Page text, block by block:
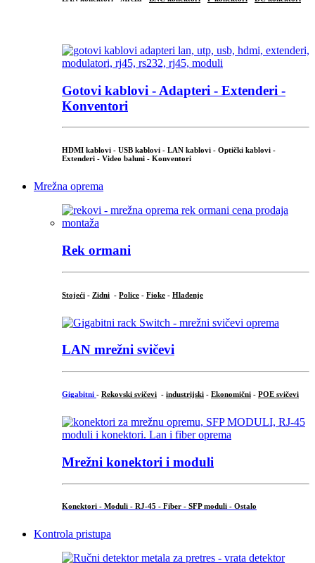
Gotovi kablovi - Adapteri - Extenderi -
Konventori
HDMI kablovi - USB kablovi - LAN kablovi - Optički kablovi -
Extenderi - Video baluni - Konventori
Mrežna oprema
Rek ormani
Stojeći - Zidni - Police - Fioke - Hlađenje
LAN mrežni svičevi
Gigabitni - Rekovski svičevi - industrijski - Ekonomični - POE svičevi
Mrežni konektori i moduli
Konektori - Moduli - RJ-45 - Fiber - SFP moduli - Ostalo
Kontrola pristupa